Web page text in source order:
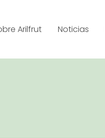
Arilfrut Noticias